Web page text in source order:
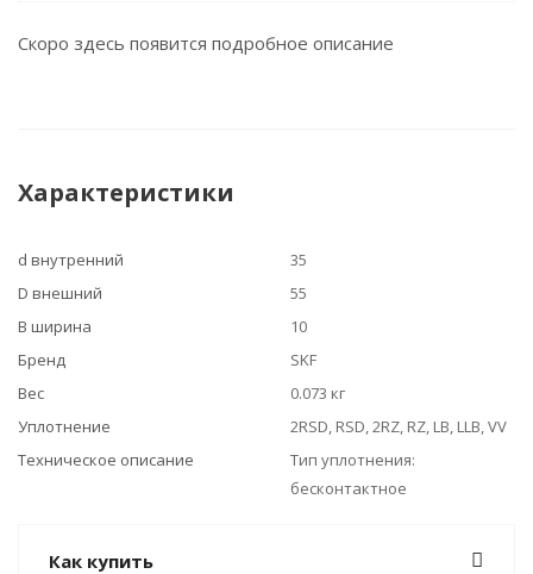
Скоро здесь появится подробное описание
Характеристики
d внутренний
35
D внешний
55
B ширина
10
Бренд
SKF
Вес
0.073 кг
Уплотнение
2RSD, RSD, 2RZ, RZ, LB, LLB, VV
Техническое описание
Тип уплотнения:
бесконтактное
Как купить